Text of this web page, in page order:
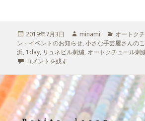
投
稿
日:
2019年7月3日
作
成
者
minami
カ
テ
ゴ
オートク
ン・イベントのお知らせ,小さな手芸屋さんの
浜, 1day, リュネビル刺繍, オートクチュール刺
リュネビル刺繍のアドバンスレッスン に
コメントを残す